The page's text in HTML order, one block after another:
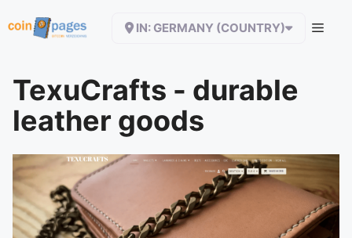
Inhalt
IN: GERMANY (COUNTRY)
TexuCrafts - durable
leather goods